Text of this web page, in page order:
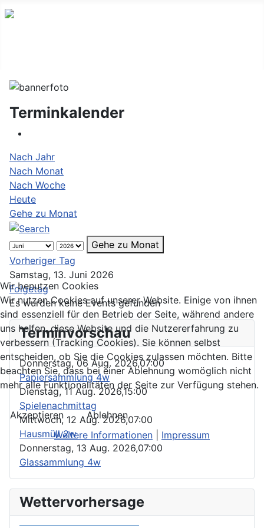
Terminkalender
Nach Jahr
Nach Monat
Nach Woche
Heute
Gehe zu Monat
Gehe zu Monat
Vorheriger Tag
Samstag, 13. Juni 2026
Folgetag
Es wurden keine Events gefunden
Terminvorschau
Donnerstag, 06 Aug. 2026,07:00
Papiersammlung 4w
Dienstag, 11 Aug. 2026,15:00
Spielenachmittag
Mittwoch, 12 Aug. 2026,07:00
Hausmüll 2w
Donnerstag, 13 Aug. 2026,07:00
Glassammlung 4w
Wettervorhersage
Wir benutzen Cookies
Wir nutzen Cookies auf unserer Website. Einige von ihnen
sind essenziell für den Betrieb der Seite, während andere
uns helfen, diese Website und die Nutzererfahrung zu
verbessern (Tracking Cookies). Sie können selbst
entscheiden, ob Sie die Cookies zulassen möchten. Bitte
beachten Sie, dass bei einer Ablehnung womöglich nicht
mehr alle Funktionalitäten der Seite zur Verfügung stehen.
Akzeptieren
Ablehnen
Weitere Informationen
Impressum